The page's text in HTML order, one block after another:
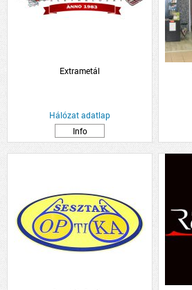
Extrametál
Hálózat adatlap
Info